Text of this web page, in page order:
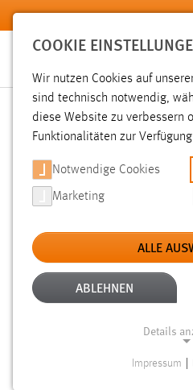
Zum Hauptinhalt springen
SUCHE
Aktive Filter: TYP: DATEIEN
Gesucht nach
COOKIE
Wir nutzen Cookies auf
sind technisch notwendig,
diese Website zu verbessern
Funktionalitäten zur
Notwendige Cookies
Marketing
ALLE
ABLEHNEN
Details
Impressum